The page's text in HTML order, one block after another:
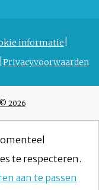
informatie
Privacyvoorwaarden
2026
te respecteren.
aan te passen